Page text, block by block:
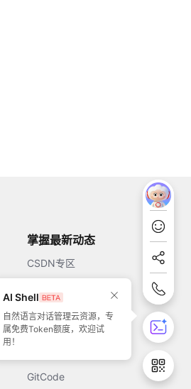
掌握最新动态
CSDN专区
51CTO
GitCode
AI Shell
自然语言对话管理云资源，专
属免费Token额度，欢迎试
用！